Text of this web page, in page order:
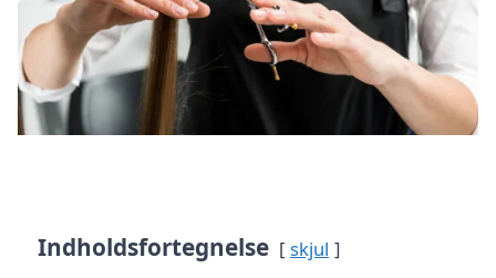
Indholdsfortegnelse skjul